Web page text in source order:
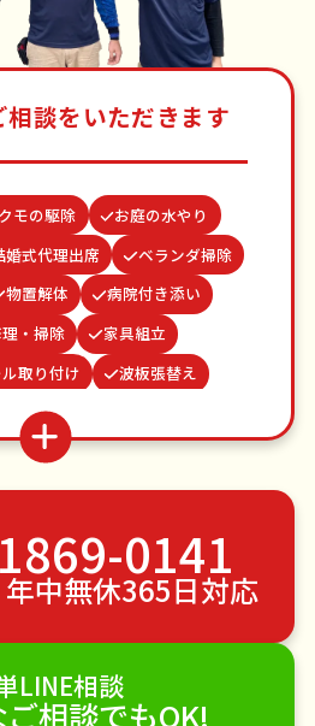
相談をいただきます
クモの駆除
お庭の水やり
婚式代理出席
ベランダ掃除
物置解体
病院付き添い
・掃除
家具組立
取り付け
波板張替え
ン交換
撤去
蜂の巣駆除
場所取り代行
お墓参り代行
家具の移動
引っ越し
植木の伐採
手すり取り付け
エアコンクリーニング
ハウスクリーニング
0141
中無休365日対応
LINE相談
相談でもOK!